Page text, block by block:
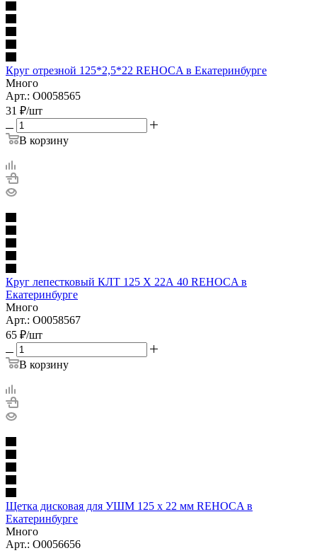
Круг отрезной 125*2,5*22 REHOCA в Екатеринбурге
Много
Арт.: O0058565
31 ₽/шт
В корзину
Круг лепестковый КЛТ 125 Х 22А 40 REHOCA в
Екатеринбурге
Много
Арт.: O0058567
65 ₽/шт
В корзину
Щетка дисковая для УШМ 125 x 22 мм REHOCA в
Екатеринбурге
Много
Арт.: О0056656